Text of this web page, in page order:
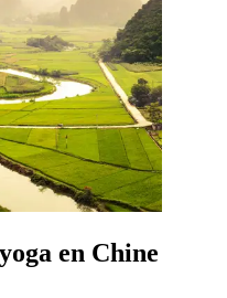
en Chine